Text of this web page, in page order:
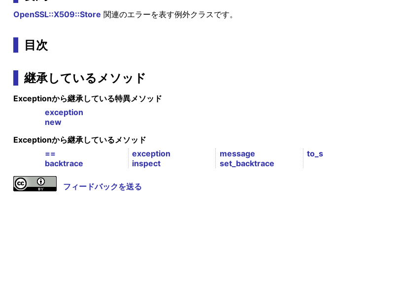
OpenSSL::X509::Store 関連のエラーを表す例外クラスです。
目次
継承しているメソッド
Exceptionから継承している特異メソッド
exception
new
Exceptionから継承しているメソッド
==
backtrace
exception
inspect
message
set_backtrace
to_s
フィードバックを送る